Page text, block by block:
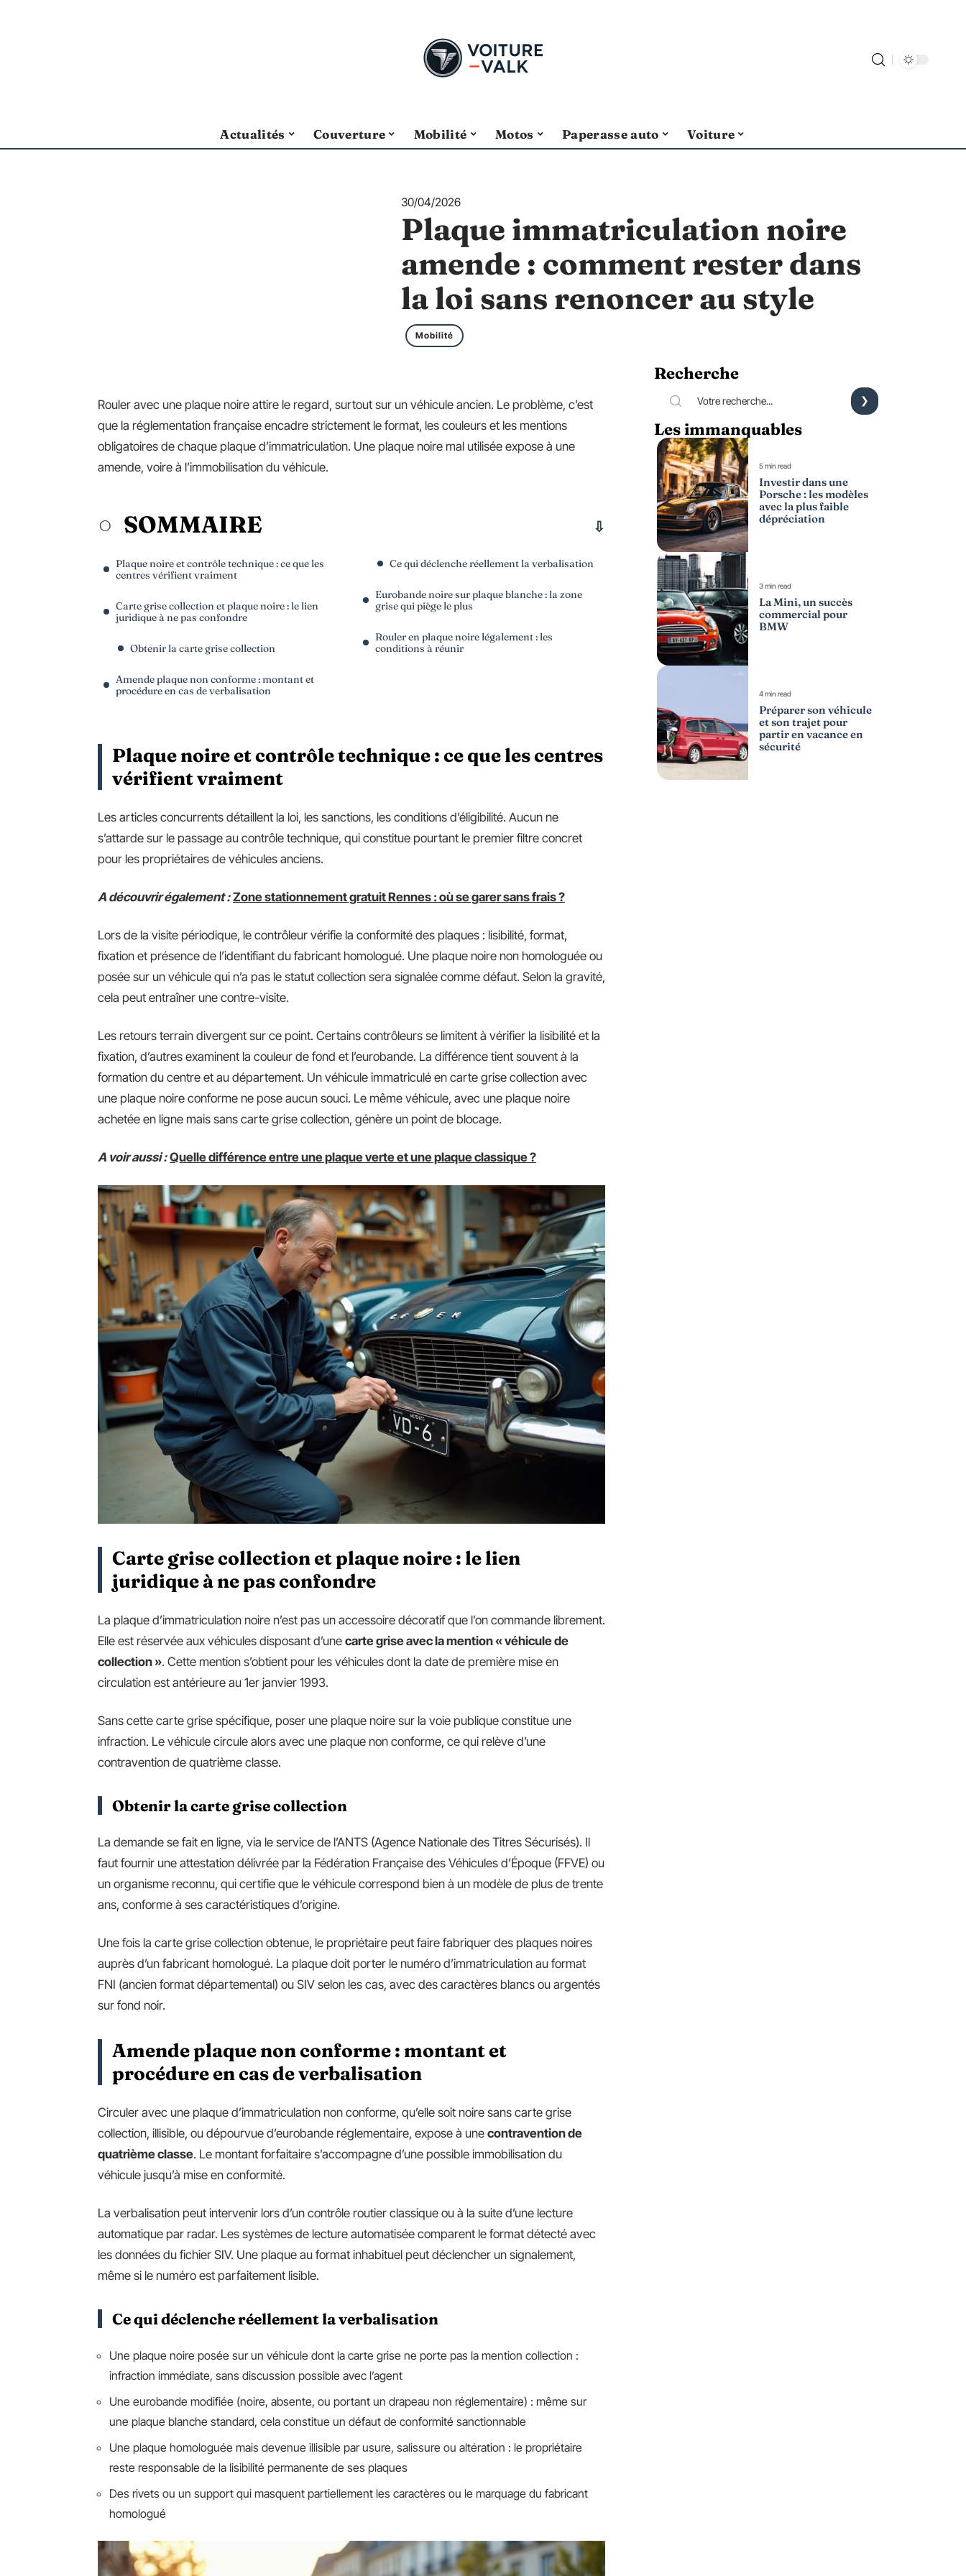
Actualités Couverture Mobilité Motos Paperasse auto Voiture
30/04/2026
Plaque immatriculation noire
amende : comment rester dans
la loi sans renoncer au style
Mobilité
Rouler avec une plaque noire attire le regard, surtout sur un véhicule ancien. Le problème, c’est
que la réglementation française encadre strictement le format, les couleurs et les mentions
obligatoires de chaque plaque d’immatriculation. Une plaque noire mal utilisée expose à une
amende, voire à l’immobilisation du véhicule.
SOMMAIRE
Plaque noire et contrôle technique : ce que les
centres vérifient vraiment
Carte grise collection et plaque noire : le lien
juridique à ne pas confondre
Obtenir la carte grise collection
Amende plaque non conforme : montant et
procédure en cas de verbalisation
Ce qui déclenche réellement la verbalisation
Eurobande noire sur plaque blanche : la zone
grise qui piège le plus
Rouler en plaque noire légalement : les
conditions à réunir
Plaque noire et contrôle technique : ce que les centres
vérifient vraiment
Les articles concurrents détaillent la loi, les sanctions, les conditions d’éligibilité. Aucun ne
s’attarde sur le passage au contrôle technique, qui constitue pourtant le premier filtre concret
pour les propriétaires de véhicules anciens.
A découvrir également : Zone stationnement gratuit Rennes : où se garer sans frais ?
Lors de la visite périodique, le contrôleur vérifie la conformité des plaques : lisibilité, format,
fixation et présence de l’identifiant du fabricant homologué. Une plaque noire non homologuée ou
posée sur un véhicule qui n’a pas le statut collection sera signalée comme défaut. Selon la gravité,
cela peut entraîner une contre-visite.
Les retours terrain divergent sur ce point. Certains contrôleurs se limitent à vérifier la lisibilité et la
fixation, d’autres examinent la couleur de fond et l’eurobande. La différence tient souvent à la
formation du centre et au département. Un véhicule immatriculé en carte grise collection avec
une plaque noire conforme ne pose aucun souci. Le même véhicule, avec une plaque noire
achetée en ligne mais sans carte grise collection, génère un point de blocage.
A voir aussi : Quelle différence entre une plaque verte et une plaque classique ?
Carte grise collection et plaque noire : le lien
juridique à ne pas confondre
La plaque d’immatriculation noire n’est pas un accessoire décoratif que l’on commande librement.
Elle est réservée aux véhicules disposant d’une carte grise avec la mention « véhicule de
collection ». Cette mention s’obtient pour les véhicules dont la date de première mise en
circulation est antérieure au 1er janvier 1993.
Sans cette carte grise spécifique, poser une plaque noire sur la voie publique constitue une
infraction. Le véhicule circule alors avec une plaque non conforme, ce qui relève d’une
contravention de quatrième classe.
Obtenir la carte grise collection
La demande se fait en ligne, via le service de l’ANTS (Agence Nationale des Titres Sécurisés). Il
faut fournir une attestation délivrée par la Fédération Française des Véhicules d’Époque (FFVE) ou
un organisme reconnu, qui certifie que le véhicule correspond bien à un modèle de plus de trente
ans, conforme à ses caractéristiques d’origine.
Une fois la carte grise collection obtenue, le propriétaire peut faire fabriquer des plaques noires
auprès d’un fabricant homologué. La plaque doit porter le numéro d’immatriculation au format
FNI (ancien format départemental) ou SIV selon les cas, avec des caractères blancs ou argentés
sur fond noir.
Amende plaque non conforme : montant et
procédure en cas de verbalisation
Circuler avec une plaque d’immatriculation non conforme, qu’elle soit noire sans carte grise
collection, illisible, ou dépourvue d’eurobande réglementaire, expose à une contravention de
quatrième classe. Le montant forfaitaire s’accompagne d’une possible immobilisation du
véhicule jusqu’à mise en conformité.
La verbalisation peut intervenir lors d’un contrôle routier classique ou à la suite d’une lecture
automatique par radar. Les systèmes de lecture automatisée comparent le format détecté avec
les données du fichier SIV. Une plaque au format inhabituel peut déclencher un signalement,
même si le numéro est parfaitement lisible.
Ce qui déclenche réellement la verbalisation
Une plaque noire posée sur un véhicule dont la carte grise ne porte pas la mention collection :
infraction immédiate, sans discussion possible avec l’agent
Une eurobande modifiée (noire, absente, ou portant un drapeau non réglementaire) : même sur
une plaque blanche standard, cela constitue un défaut de conformité sanctionnable
Une plaque homologuée mais devenue illisible par usure, salissure ou altération : le propriétaire
reste responsable de la lisibilité permanente de ses plaques
Des rivets ou un support qui masquent partiellement les caractères ou le marquage du fabricant
homologué
Recherche
Les immanquables
5 min read
Investir dans une
Porsche : les modèles
avec la plus faible
dépréciation
3 min read
La Mini, un succès
commercial pour
BMW
4 min read
Préparer son véhicule
et son trajet pour
partir en vacance en
sécurité